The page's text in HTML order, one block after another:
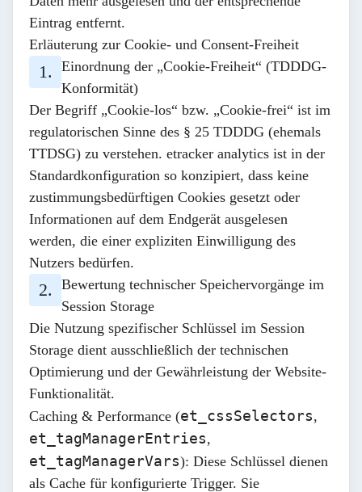
Eintrag entfernt.
Erläuterung zur Cookie- und Consent-Freiheit
Einordnung der „Cookie-Freiheit“ (TDDDG-
Konformität)
Der Begriff „Cookie-los“ bzw. „Cookie-frei“ ist im
regulatorischen Sinne des § 25 TDDDG (ehemals
TTDSG) zu verstehen. etracker analytics ist in der
Standardkonfiguration so konzipiert, dass keine
zustimmungsbedürftigen Cookies gesetzt oder
Informationen auf dem Endgerät ausgelesen
werden, die einer expliziten Einwilligung des
Nutzers bedürfen.
Bewertung technischer Speichervorgänge im
Session Storage
Die Nutzung spezifischer Schlüssel im Session
Storage dient ausschließlich der technischen
Optimierung und der Gewährleistung der Website-
Funktionalität.
Caching & Performance (et_cssSelectors,
et_tagManagerEntries,
et_tagManagerVars): Diese Schlüssel dienen
als Cache für konfigurierte Trigger. Sie